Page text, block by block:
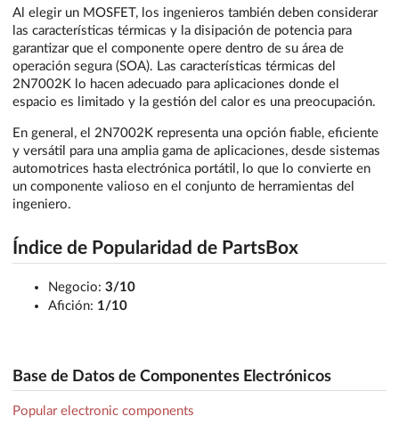
Al elegir un MOSFET, los ingenieros también deben considerar
las características térmicas y la disipación de potencia para
garantizar que el componente opere dentro de su área de
operación segura (SOA). Las características térmicas del
2N7002K lo hacen adecuado para aplicaciones donde el
espacio es limitado y la gestión del calor es una preocupación.
En general, el 2N7002K representa una opción fiable, eficiente
y versátil para una amplia gama de aplicaciones, desde sistemas
automotrices hasta electrónica portátil, lo que lo convierte en
un componente valioso en el conjunto de herramientas del
ingeniero.
Índice de Popularidad de PartsBox
Negocio: 3/10
Afición: 1/10
Base de Datos de Componentes Electrónicos
Popular electronic components